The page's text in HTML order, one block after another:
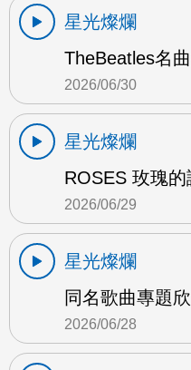
星光燦爛
TheBeatles名
2026/06/30
星光燦爛
ROSES 玫瑰的
2026/06/29
星光燦爛
同名歌曲專題
2026/06/28